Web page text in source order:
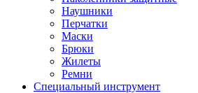
Наушники
Перчатки
Маски
Брюки
Жилеты
Ремни
Специальный инструмент